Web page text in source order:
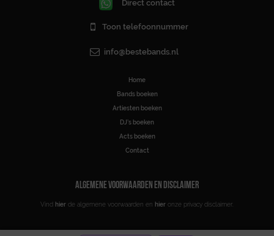
Direct contact
Toon telefoonnummer
info@bestebands.nl
Home
Bands boeken
Artiesten boeken
DJ’s boeken
Acts boeken
Contact
ALGEMENE VOORWAARDEN EN DISCLAIMER
Vind hier de algemene voorwaarden en hier onze privacy disclaimer.